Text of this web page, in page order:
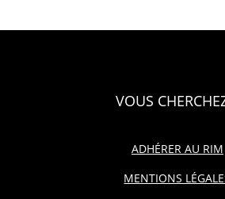
VOUS
ADHÉRER AU RIM
MENTIONS